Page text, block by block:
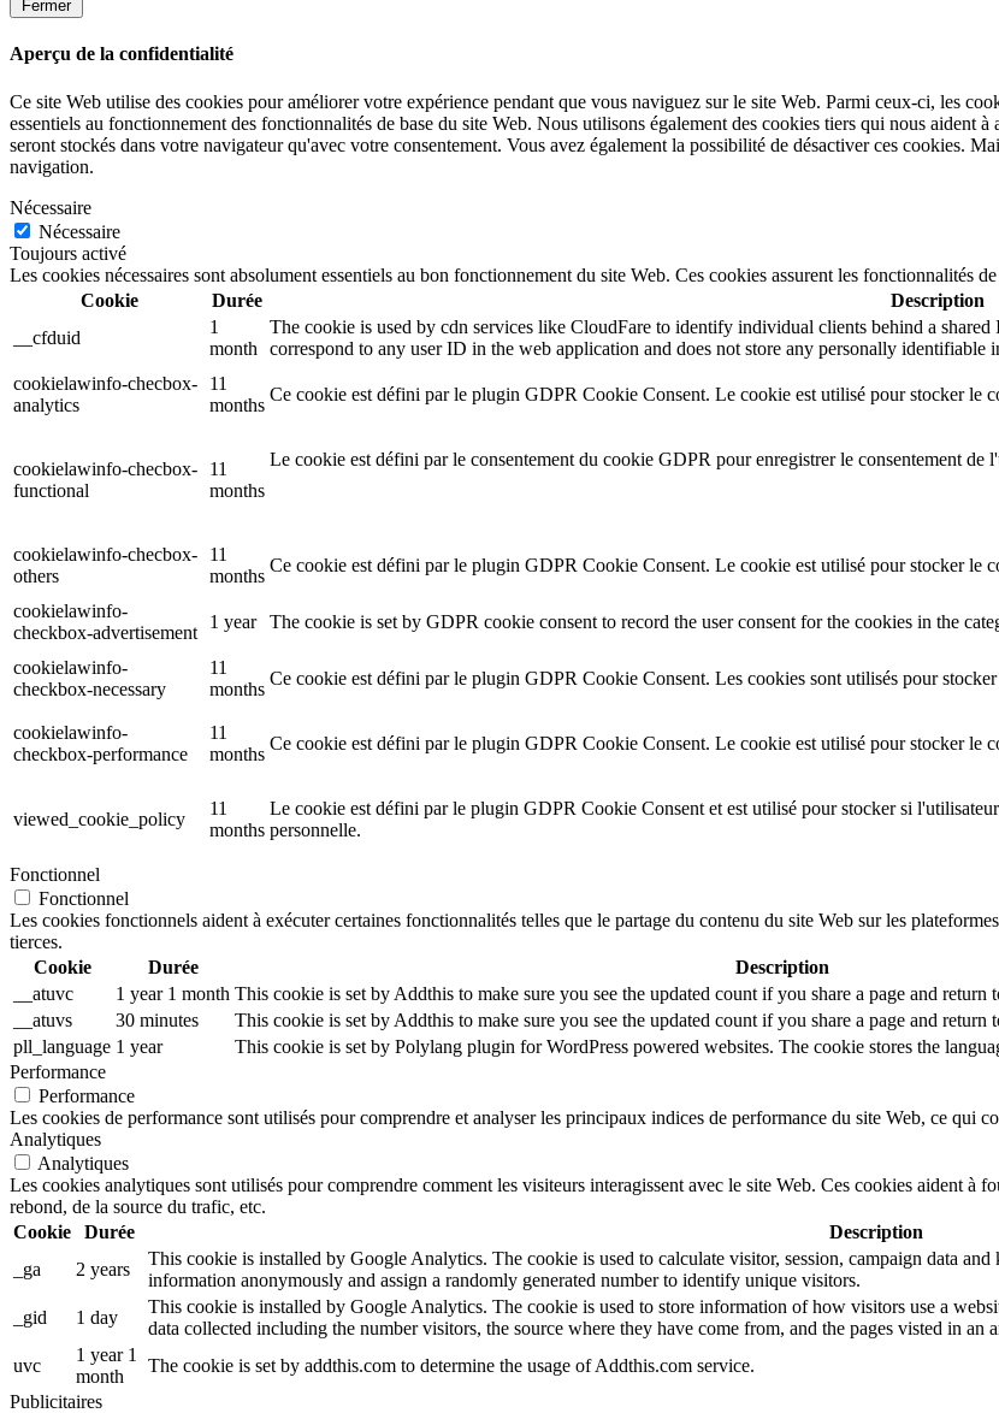
Fermer
Aperçu de la confidentialité
Ce site Web utilise des cookies pour améliorer votre expérience pendant que vous naviguez sur le site Web. Parmi ceux-ci, les
essentiels au fonctionnement des fonctionnalités de base du site Web. Nous utilisons également des cookies tiers qui nous aident
seront stockés dans votre navigateur qu'avec votre consentement. Vous avez également la possibilité de désactiver ces cookies.
navigation.
Nécessaire
Nécessaire
Toujours activé
Les cookies nécessaires sont absolument essentiels au bon fonctionnement du site Web. Ces cookies assurent les fonctionnalités
Cookie
Durée
Description
__cfduid
1
month
The cookie is used by cdn services like CloudFare to identify individual clients behind a
correspond to any user ID in the web application and does not store any personally identifiable
cookielawinfo-checbox-
analytics
11
months
Ce cookie est défini par le plugin GDPR Cookie Consent. Le cookie est utilisé pour stocker le
cookielawinfo-checbox-
functional
11
months
Le cookie est défini par le consentement du cookie GDPR pour enregistrer le consentement de
cookielawinfo-checbox-
others
11
months
Ce cookie est défini par le plugin GDPR Cookie Consent. Le cookie est utilisé pour stocker le
cookielawinfo-
checkbox-advertisement
1 year The cookie is set by GDPR cookie consent to record the user consent for the cookies in the
cookielawinfo-
checkbox-necessary
11
months
Ce cookie est défini par le plugin GDPR Cookie Consent. Les cookies sont utilisés pour
cookielawinfo-
checkbox-performance
11
months
Ce cookie est défini par le plugin GDPR Cookie Consent. Le cookie est utilisé pour stocker le
viewed_cookie_policy
11
months
Le cookie est défini par le plugin GDPR Cookie Consent et est utilisé pour stocker si
personnelle.
Fonctionnel
Fonctionnel
Les cookies fonctionnels aident à exécuter certaines fonctionnalités telles que le partage du contenu du site Web sur les
tierces.
Cookie
Durée
Description
__atuvc
1 year 1 month This cookie is set by Addthis to make sure you see the updated count if you share a page and return
__atuvs
30 minutes
This cookie is set by Addthis to make sure you see the updated count if you share a page and return
pll_language 1 year
This cookie is set by Polylang plugin for WordPress powered websites. The cookie stores the
Performance
Performance
Les cookies de performance sont utilisés pour comprendre et analyser les principaux indices de performance du site Web, ce qui
Analytiques
Analytiques
Les cookies analytiques sont utilisés pour comprendre comment les visiteurs interagissent avec le site Web. Ces cookies aident à
rebond, de la source du trafic, etc.
Cookie
Durée
Description
_ga
2 years
This cookie is installed by Google Analytics. The cookie is used to calculate visitor, session, campaign data
information anonymously and assign a randomly generated number to identify unique visitors.
_gid
1 day
This cookie is installed by Google Analytics. The cookie is used to store information of how visitors use a
data collected including the number visitors, the source where they have come from, and the pages visted in an
uvc
1 year 1
month
The cookie is set by addthis.com to determine the usage of Addthis.com service.
Publicitaires